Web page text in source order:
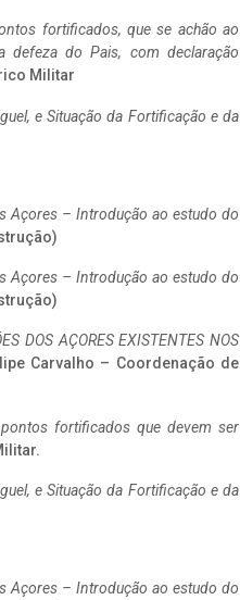
fortificados, que se achão ao
defeza do Pais, com declaração
Militar
e Situação da Fortificação e da
Açores – Introdução ao estudo do
Açores – Introdução ao estudo do
DOS AÇORES EXISTENTES NOS
Carvalho – Coordenação de
fortificados que devem ser
e Situação da Fortificação e da
Açores – Introdução ao estudo do